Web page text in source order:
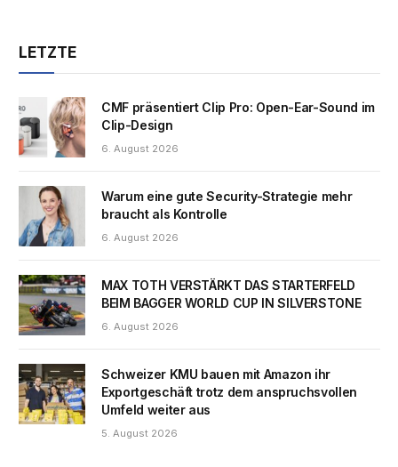
LETZTE
CMF präsentiert Clip Pro: Open-Ear-Sound im
Clip-Design
6. August 2026
Warum eine gute Security-Strategie mehr
braucht als Kontrolle
6. August 2026
MAX TOTH VERSTÄRKT DAS STARTERFELD
BEIM BAGGER WORLD CUP IN SILVERSTONE
6. August 2026
Schweizer KMU bauen mit Amazon ihr
Exportgeschäft trotz dem anspruchsvollen
Umfeld weiter aus
5. August 2026